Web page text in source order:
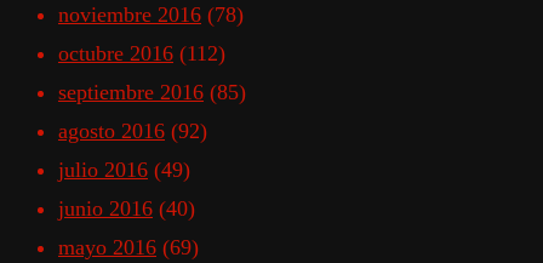
noviembre 2016 (78)
octubre 2016 (112)
septiembre 2016 (85)
agosto 2016 (92)
julio 2016 (49)
junio 2016 (40)
mayo 2016 (69)